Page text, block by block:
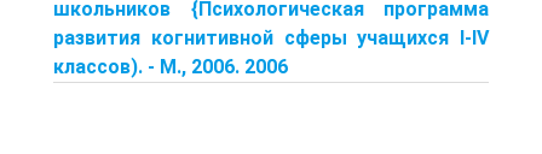
школьников {Психологическая программа
развития когнитивной сферы учащихся I-IV
классов). - М., 2006. 2006